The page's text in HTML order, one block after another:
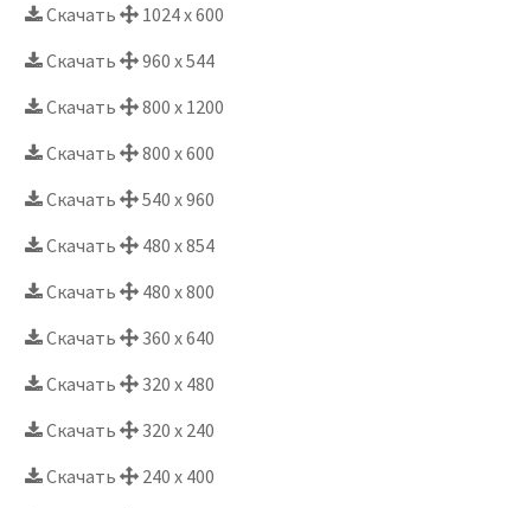
Скачать
1024 x 600
Скачать
960 x 544
Скачать
800 x 1200
Скачать
800 x 600
Скачать
540 x 960
Скачать
480 x 854
Скачать
480 x 800
Скачать
360 x 640
Скачать
320 x 480
Скачать
320 x 240
Скачать
240 x 400